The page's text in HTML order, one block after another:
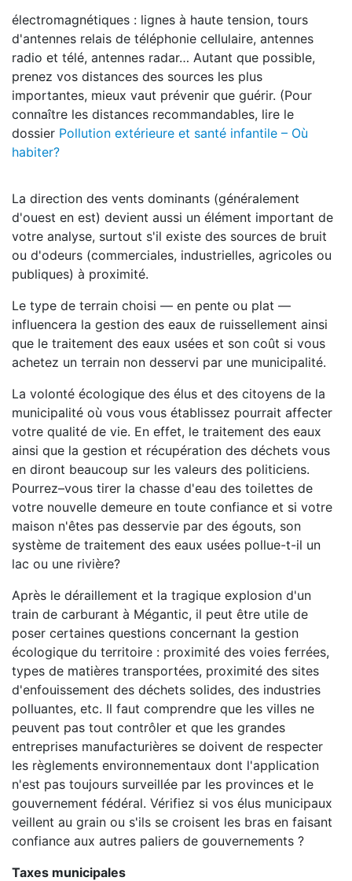
électromagnétiques : lignes à haute tension, tours
d'antennes relais de téléphonie cellulaire, antennes
radio et télé, antennes radar… Autant que possible,
prenez vos distances des sources les plus
importantes, mieux vaut prévenir que guérir. (Pour
connaître les distances recommandables, lire le
dossier Pollution extérieure et santé infantile – Où
habiter?
La direction des vents dominants (généralement
d'ouest en est) devient aussi un élément important de
votre analyse, surtout s'il existe des sources de bruit
ou d'odeurs (commerciales, industrielles, agricoles ou
publiques) à proximité.
Le type de terrain choisi — en pente ou plat —
influencera la gestion des eaux de ruissellement ainsi
que le traitement des eaux usées et son coût si vous
achetez un terrain non desservi par une municipalité.
La volonté écologique des élus et des citoyens de la
municipalité où vous vous établissez pourrait affecter
votre qualité de vie. En effet, le traitement des eaux
ainsi que la gestion et récupération des déchets vous
en diront beaucoup sur les valeurs des politiciens.
Pourrez–vous tirer la chasse d'eau des toilettes de
votre nouvelle demeure en toute confiance et si votre
maison n'êtes pas desservie par des égouts, son
système de traitement des eaux usées pollue-t-il un
lac ou une rivière?
Après le déraillement et la tragique explosion d'un
train de carburant à Mégantic, il peut être utile de
poser certaines questions concernant la gestion
écologique du territoire : proximité des voies ferrées,
types de matières transportées, proximité des sites
d'enfouissement des déchets solides, des industries
polluantes, etc. Il faut comprendre que les villes ne
peuvent pas tout contrôler et que les grandes
entreprises manufacturières se doivent de respecter
les règlements environnementaux dont l'application
n'est pas toujours surveillée par les provinces et le
gouvernement fédéral. Vérifiez si vos élus municipaux
veillent au grain ou s'ils se croisent les bras en faisant
confiance aux autres paliers de gouvernements ?
Taxes municipales